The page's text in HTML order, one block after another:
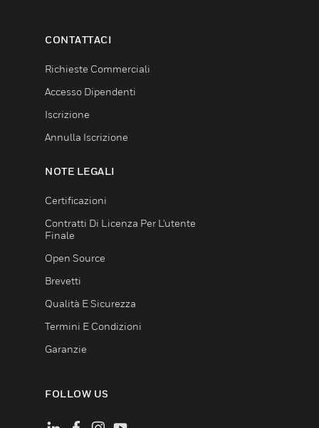
CONTATTACI
Richieste Commerciali
Accesso Dipendenti
Iscrizione
Annulla Iscrizione
NOTE LEGALI
Certificazioni
Contratti Di Licenza Per L'utente
Finale
Open Source
Brevetti
Qualità E Sicurezza
Termini E Condizioni
Garanzie
FOLLOW US